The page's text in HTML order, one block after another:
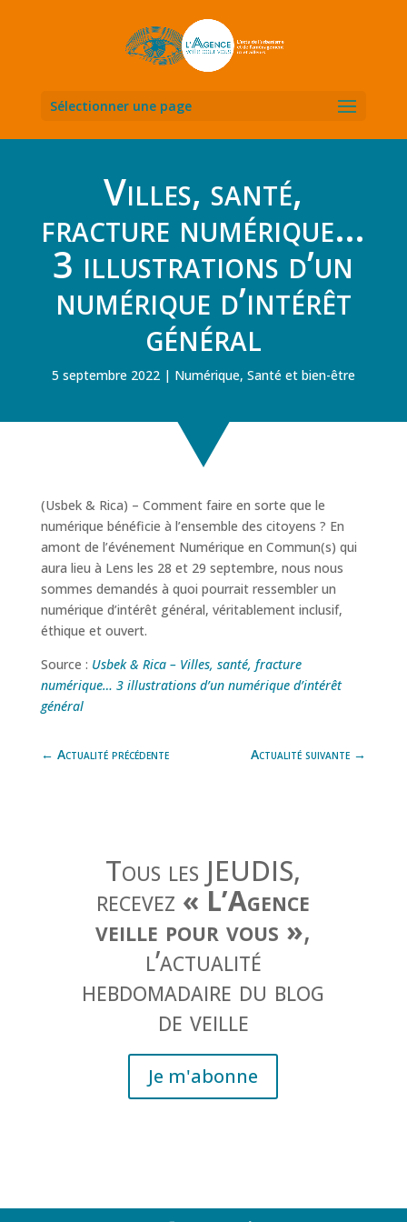
Sélectionner une page
Villes, santé,
fracture numérique…
3 illustrations d’un
numérique d’intérêt
général
5 septembre 2022 Numérique, Santé et bien-être
(Usbek & Rica) – Comment faire en sorte que le
numérique bénéficie à l’ensemble des citoyens ? En
amont de l’événement Numérique en Commun(s) qui
aura lieu à Lens les 28 et 29 septembre, nous nous
sommes demandés à quoi pourrait ressembler un
numérique d’intérêt général, véritablement inclusif,
éthique et ouvert.
Source : Usbek & Rica – Villes, santé, fracture
numérique… 3 illustrations d’un numérique d’intérêt
général
← Actualité précédente Actualité suivante →
Tous les JEUDIS,
recevez « L’Agence
veille pour vous »,
l’actualité
hebdomadaire du blog
de veille
Je m'abonne